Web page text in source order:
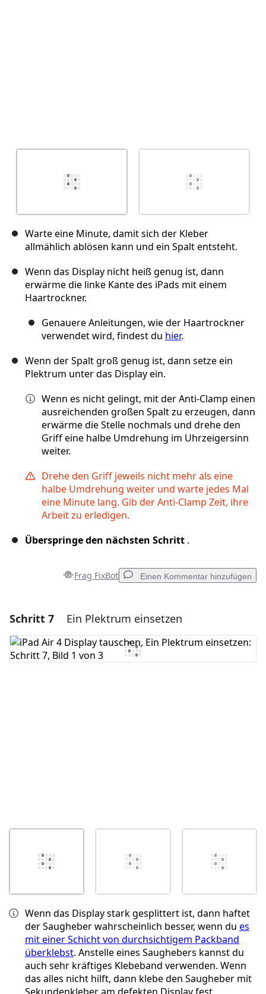
Warte eine Minute, damit sich der Kleber
allmählich ablösen kann und ein Spalt entsteht.
Wenn das Display nicht heiß genug ist, dann
erwärme die linke Kante des iPads mit einem
Haartrockner.
Genauere Anleitungen, wie der Haartrockner
verwendet wird, findest du hier.
Wenn der Spalt groß genug ist, dann setze ein
Plektrum unter das Display ein.
Wenn es nicht gelingt, mit der Anti-Clamp einen
ausreichenden großen Spalt zu erzeugen, dann
erwärme die Stelle nochmals und drehe den
Griff eine halbe Umdrehung im Uhrzeigersinn
weiter.
Drehe den Griff jeweils nicht mehr als eine
halbe Umdrehung weiter und warte jedes Mal
eine Minute lang. Gib der Anti-Clamp Zeit, ihre
Arbeit zu erledigen.
Überspringe den nächsten Schritt .
Frag FixBot Einen Kommentar hinzufügen
Einen Kommentar hinzufügen
Kommentar hinzufügen
Schritt 7 Ein Plektrum einsetzen
Wenn das Display stark gesplittert ist, dann haftet
der Saugheber wahrscheinlich besser, wenn du es
mit einer Schicht von durchsichtigem Packband
überklebst. Anstelle eines Saughebers kannst du
auch sehr kräftiges Klebeband verwenden. Wenn
das alles nicht hilft, dann klebe den Saugheber mit